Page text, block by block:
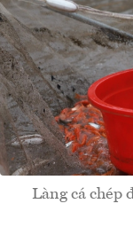
Làng cá chép